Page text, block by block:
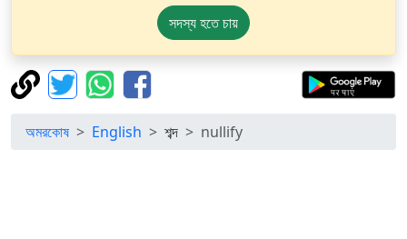
সদস্য হতে চায়
অমরকোষ English শব্দ nullify